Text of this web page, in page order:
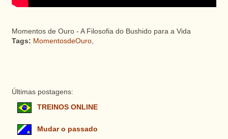
Momentos de Ouro - A Filosofia do Bushido para a Vida
Tags: MomentosdeOuro,
Últimas postagens:
TREINOS ONLINE
Mudar o passado